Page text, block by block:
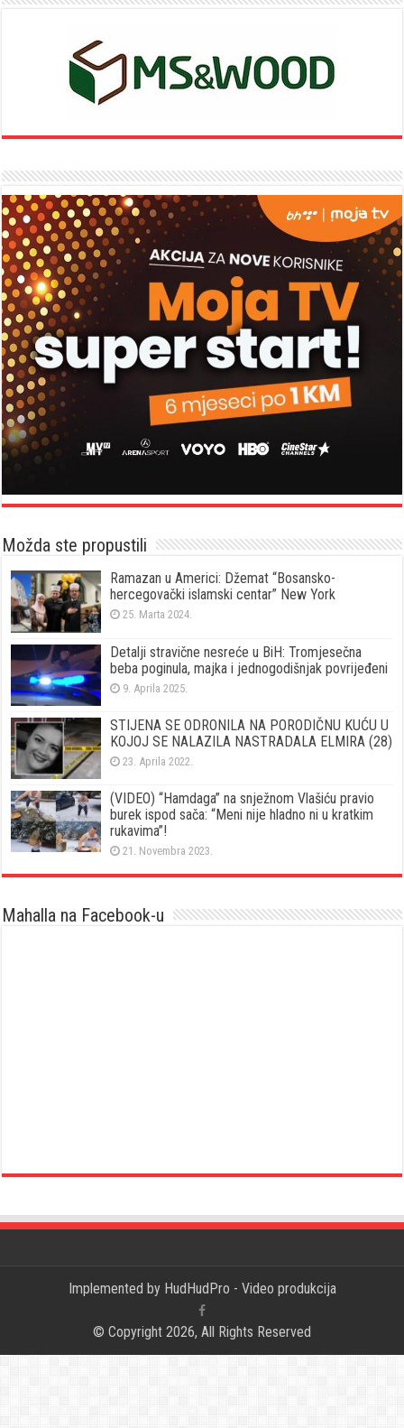
Možda ste propustili
Ramazan u Americi: Džemat “Bosansko-
hercegovački islamski centar” New York
25. Marta 2024.
Detalji stravične nesreće u BiH: Tromjesečna
beba poginula, majka i jednogodišnjak povrijeđeni
9. Aprila 2025.
STIJENA SE ODRONILA NA PORODIČNU KUĆU U
KOJOJ SE NALAZILA NASTRADALA ELMIRA (28)
23. Aprila 2022.
(VIDEO) “Hamdaga” na snježnom Vlašiću pravio
burek ispod sača: “Meni nije hladno ni u kratkim
rukavima”!
21. Novembra 2023.
Mahalla na Facebook-u
Implemented by HudHudPro - Video produkcija
© Copyright 2026, All Rights Reserved